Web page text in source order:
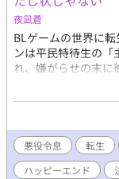
の心の声はうるさめ
プがあります。 ※登
どが欠けています
特徴を持つ受けが
みがあります(ほぐ
で風味です。 ※タ
てあります。順次
アリ、＋の場合は
夜凪蒼
BLゲームの世界に
ンは平民特待生の
れ、嫌がらせの末に
羅場はご免だ。平
けることに決めた。
申し込む！」 なぜ
学力、そのうち料理
いつも俺の実家のパ
と生温かい。 ……あ
ゃ？ 逃げるほど距離
悪役令息 転生
ハッピーエンド